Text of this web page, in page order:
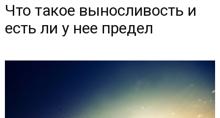
Что такое выносливость и
есть ли у нее предел